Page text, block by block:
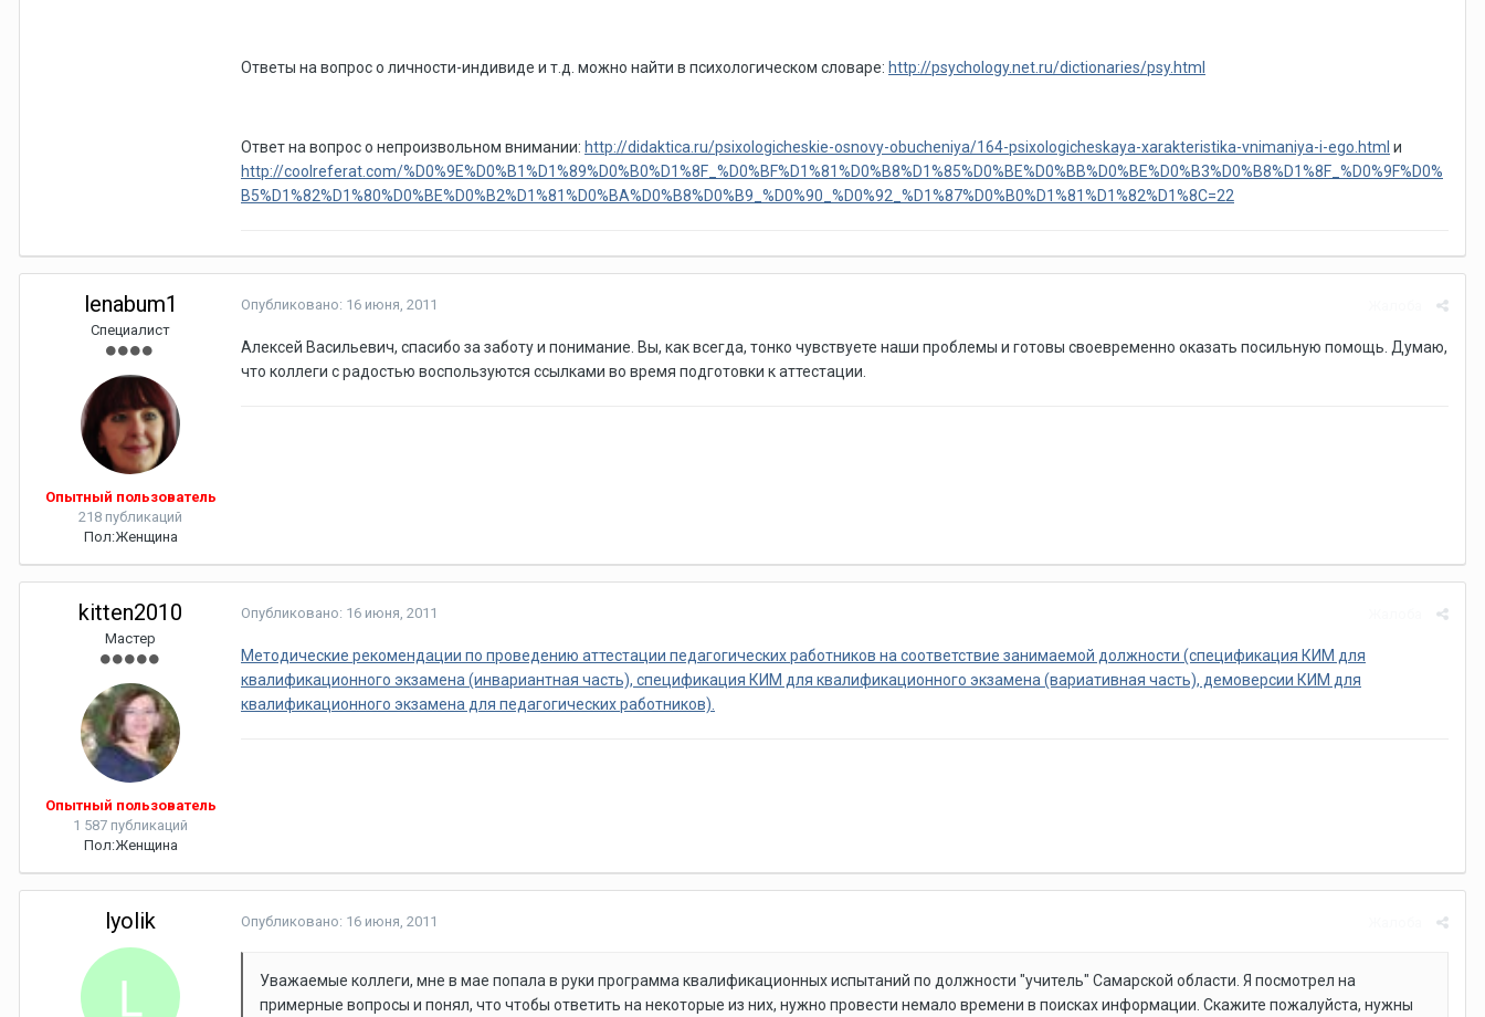
Ответы на вопрос о личности-индивиде и т.д. можно найти в психологическом словаре: http://psychology.net.ru/dictionaries/psy.html
Ответ на вопрос о непроизвольном внимании: http://didaktica.ru/psixologicheskie-osnovy-obucheniya/164-psixologicheskaya-xarakteristika-vnimaniya-i-ego.html и
http://coolreferat.com/%D0%9E%D0%B1%D1%89%D0%B0%D1%8F_%D0%BF%D1%81%D0%B8%D1%85%D0%BE%D0%BB%D0%BE%D0%B3%D0%B8%D1%8F_%D0%9F%D0%
B5%D1%82%D1%80%D0%BE%D0%B2%D1%81%D0%BA%D0%B8%D0%B9_%D0%90_%D0%92_%D1%87%D0%B0%D1%81%D1%82%D1%8C=22
lenabum1
Специалист
Опытный пользователь
218 публикаций
Пол:Женщина
Опубликовано: 16 июня, 2011
Алексей Васильевич, спасибо за заботу и понимание. Вы, как всегда, тонко чувствуете наши проблемы и готовы своевременно оказать посильную помощь. Думаю,
что коллеги с радостью воспользуются ссылками во время подготовки к аттестации.
kitten2010
Мастер
Опытный пользователь
1 587 публикаций
Пол:Женщина
Опубликовано: 16 июня, 2011
Методические рекомендации по проведению аттестации педагогических работников на соответствие занимаемой должности (спецификация КИМ для
квалификационного экзамена (инвариантная часть), спецификация КИМ для квалификационного экзамена (вариативная часть), демоверсии КИМ для
квалификационного экзамена для педагогических работников).
lyolik Опубликовано: 16 июня, 2011
Уважаемые коллеги, мне в мае попала в руки программа квалификационных испытаний по должности "учитель" Самарской области. Я посмотрел на
примерные вопросы и понял, что чтобы ответить на некоторые из них, нужно провести немало времени в поисках информации. Скажите пожалуйста, нужны